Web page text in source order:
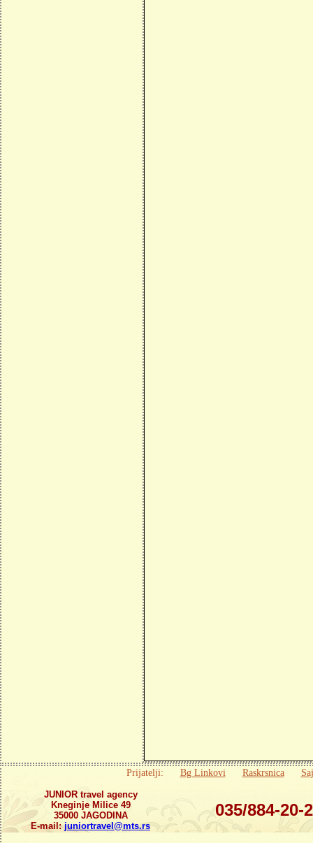
Prijatelji: Bg Linkovi Raskrsnica
JUNIOR travel agency
Kneginje Milice 49
35000 JAGODINA
E-mail:juniortravel@mts.rs
035/884-20-